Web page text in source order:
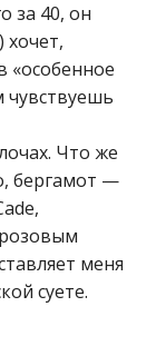
за 40, он
хочет,
«особенное
чувствуешь
Что же
бергамот —
меня
суете.